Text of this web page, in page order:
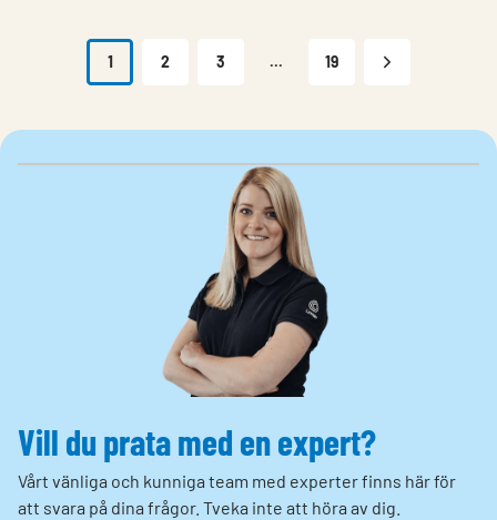
1 2 3 ... 19
Vill du prata med en expert?
Vårt vänliga och kunniga team med experter finns här för
att svara på dina frågor. Tveka inte att höra av dig.